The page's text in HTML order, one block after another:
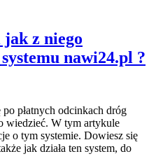
z niego
nawi24.pl ?
płatnych odcinkach dróg
wiedzieć. W tym artykule
o tym systemie. Dowiesz się
jak działa ten system, do